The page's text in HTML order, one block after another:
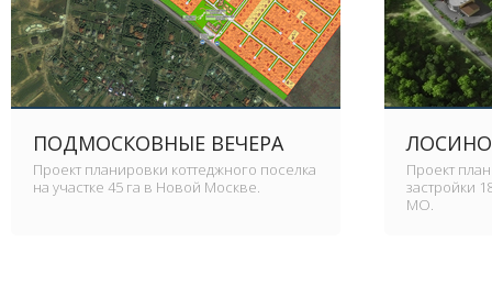
ПОДМОСКОВНЫЕ ВЕЧЕРА
Проект планировки коттеджного поселка
на участке 45 га в Новой Москве.
Проект
застройки
МО.